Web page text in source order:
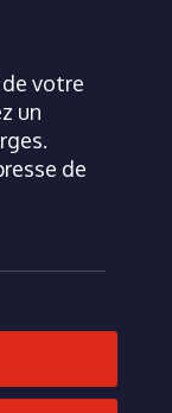
votre
un
de